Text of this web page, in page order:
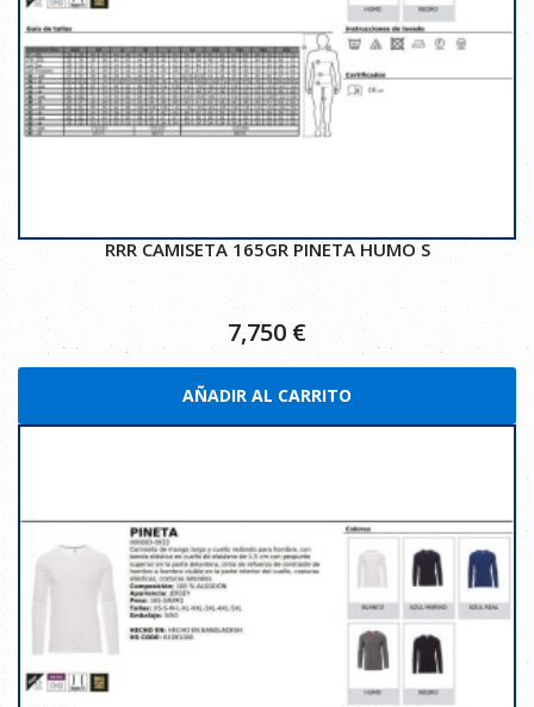
RRR CAMISETA 165GR PINETA HUMO S
7,750 €
AÑADIR AL CARRITO